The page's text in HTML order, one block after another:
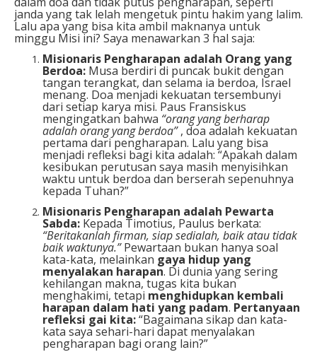
janda yang tak lelah mengetuk pintu hakim yang lalim.
Lalu apa yang bisa kita ambil maknanya untuk
minggu Misi ini? Saya menawarkan 3 hal saja:
Misionaris Pengharapan adalah Orang yang
Berdoa: Musa berdiri di puncak bukit dengan
tangan terangkat, dan selama ia berdoa, Israel
menang. Doa menjadi kekuatan tersembunyi
dari setiap karya misi. Paus Fransiskus
mengingatkan bahwa “orang yang berharap
adalah orang yang berdoa”, doa adalah kekuatan
pertama dari pengharapan. Lalu yang bisa
menjadi refleksi bagi kita adalah: “Apakah dalam
kesibukan perutusan saya masih menyisihkan
waktu untuk berdoa dan berserah sepenuhnya
kepada Tuhan?”
Misionaris Pengharapan adalah Pewarta
Sabda: Kepada Timotius, Paulus berkata:
“Beritakanlah firman, siap sedialah, baik atau tidak
baik waktunya.”Pewartaan bukan hanya soal
kata-kata, melainkan gaya hidup yang
menyalakan harapan. Di dunia yang sering
kehilangan makna, tugas kita bukan
menghakimi, tetapi menghidupkan kembali
harapan dalam hati yang padam. Pertanyaan
refleksi gai kita:“Bagaimana sikap dan kata-
kata saya sehari-hari dapat menyalakan
pengharapan bagi orang lain?”